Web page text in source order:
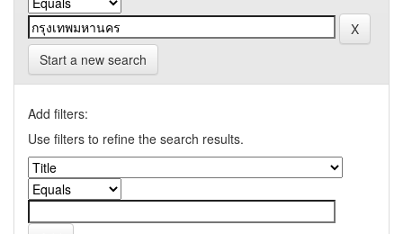
Start a new search
Add filters:
Use filters to refine the search results.